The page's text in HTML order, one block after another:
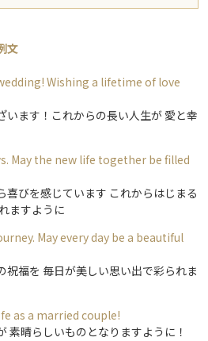
文
Wishing a lifetime of love
います！これからの長い人生が 愛と幸
May the new life together be filled
喜びを感じています これからはじまる
ますように
May every day be a beautiful
祝福を 毎日が美しい思い出で彩られま
as a married couple!
素晴らしいものとなりますように！